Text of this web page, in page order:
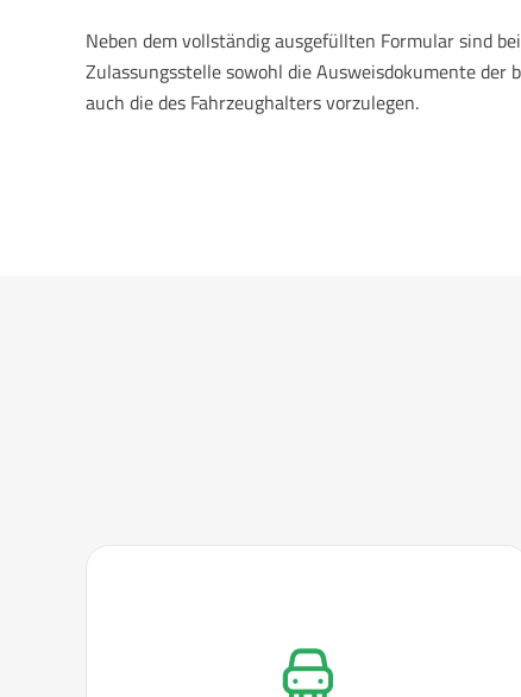
Neben dem vollständig ausgefüllten Formular sind
Zulassungsstelle sowohl die Ausweisdokumente der
auch die des Fahrzeughalters vorzulegen.